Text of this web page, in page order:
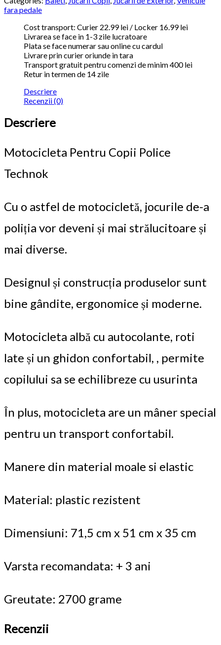
fara pedale
Cost transport: Curier 22.99 lei / Locker 16.99 lei
Livrarea se face in 1-3 zile lucratoare
Plata se face numerar sau online cu cardul
Livrare prin curier oriunde in tara
Transport gratuit pentru comenzi de minim 400 lei
Retur in termen de 14 zile
Descriere
Recenzii (0)
Descriere
Motocicleta Pentru Copii Police
Technok
Cu o astfel de motocicletă, jocurile de-a
poliția vor deveni și mai strălucitoare și
mai diverse.
Designul și construcția produselor sunt
bine gândite, ergonomice și moderne.
Motocicleta albă cu autocolante, roti
late și un ghidon confortabil, , permite
copilului sa se echilibreze cu usurinta
În plus, motocicleta are un mâner special
pentru un transport confortabil.
Manere din material moale si elastic
Material: plastic rezistent
Dimensiuni: 71,5 cm x 51 cm x 35 cm
Varsta recomandata: + 3 ani
Greutate: 2700 grame
Recenzii